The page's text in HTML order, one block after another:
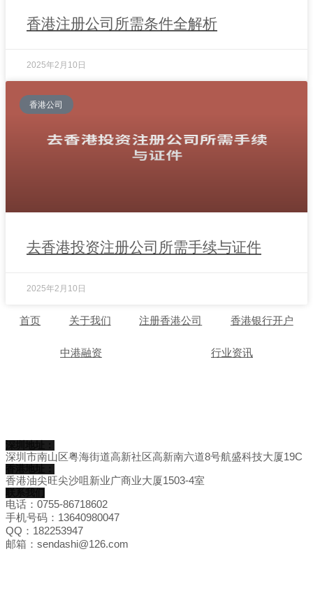
香港注册公司所需条件全解析
2025年2月10日
香港公司
去香港投资注册公司所需手续与证件
2025年2月10日
首页 关于我们 注册香港公司 香港银行开户
中港融资 行业资讯
深圳市南山区粤海街道高新社区高新南六道8号航盛科技大厦19C
香港油尖旺尖沙咀新业广商业大厦1503-4室
电话：0755-86718602
手机号码：13640980047
QQ：182253947
邮箱：sendashi@126.com